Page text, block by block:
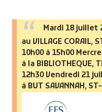
Mardi 18 juillet
au VILLAGE CORAIL,
10h00 à 15h00
à la BIBLIOTHEQUE,
12h30 Vendredi 21
à BUT SAVANNAH,